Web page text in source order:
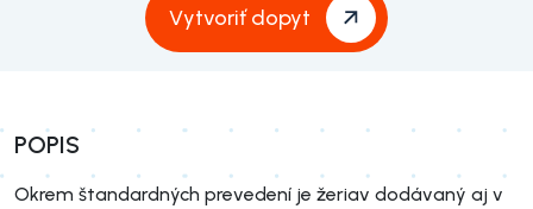
Vytvoriť dopyt
POPIS
Okrem štandardných prevedení je žeriav dodávaný aj v